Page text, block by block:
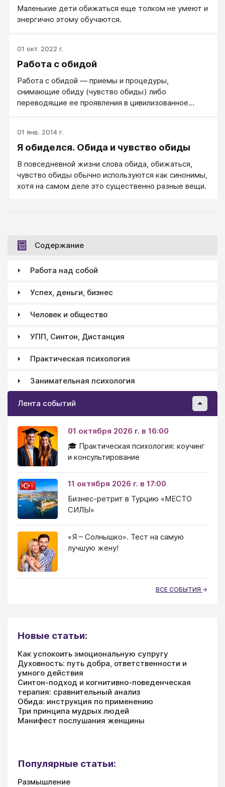
Маленькие дети обижаться еще толком не умеют и
энергично этому обучаются.
01 окт. 2022 г.
Работа с обидой
Работа с обидой — приемы и процедуры,
снимающие обиду (чувство обиды) либо
переводящие ее проявления в цивилизованное
01 янв. 2014 г.
Я обиделся. Обида и чувство обиды
В повседневной жизни слова обида, обижаться,
чувство обиды обычно используются как синонимы,
хотя на самом деле это существенно разные вещи.
Содержание
Работа над собой
Успех, деньги, бизнес
Человек и общество
УПП, Синтон, Дистанция
Практическая психология
Занимательная психология
Лента событий
01 октября 2026 г. в 16:00
🎓 Практическая психология: коучинг
и консультирование
11 октября 2026 г. в 17:00
Бизнес-ретрит в Турцию «МЕСТО
СИЛЫ»
«Я – Солнышко». Тест на самую
лучшую жену!
ВСЕ СОБЫТИЯ
Новые статьи:
Как успокоить эмоциональную супругу
Духовность: путь добра, ответственности и
умного действия
Синтон-подход и когнитивно-поведенческая
терапия: сравнительный анализ
Обида: инструкция по применению
Три принципа мудрых людей
Манифест послушания женщины
Популярные статьи:
Размышление